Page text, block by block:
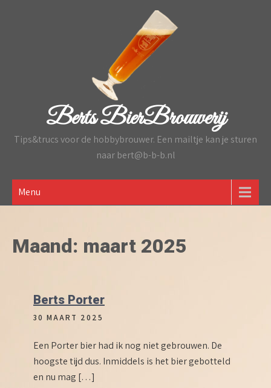
Berts BierBrouwerij
Tips&trucs voor de hobbybrouwer. Een mailtje kan je sturen
naar bert@b-b-b.nl
Menu
Maand: maart 2025
Berts Porter
30 MAART 2025
Een Porter bier had ik nog niet gebrouwen. De
hoogste tijd dus. Inmiddels is het bier gebotteld
en nu mag […]